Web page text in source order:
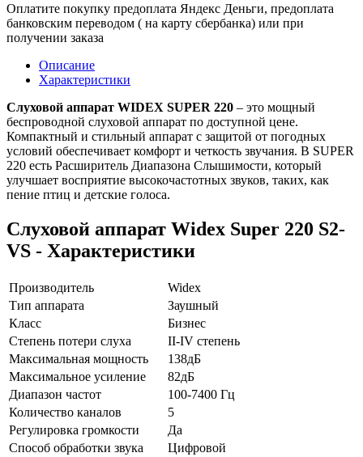
Оплатите покупку предоплата Яндекс Деньги, предоплата
банковским переводом ( на карту сбербанка) или при
получении заказа
Описание
Характеристики
Слуховой аппарат WIDEX SUPER 220 – это мощный
беспроводной слуховой аппарат по доступной цене.
Компактный и стильный аппарат с защитой от погодных
условий обеспечивает комфорт и четкость звучания. В SUPER
220 есть Расширитель Диапазона Слышимости, который
улучшает восприятие высокочастотных звуков, таких, как
пение птиц и детские голоса.
Слуховой аппарат Widex Super 220 S2-
VS - Характеристики
Производитель
Widex
Тип аппарата
Заушный
Класс
Бизнес
Степень потери слуха
II-IV степень
Максимальная мощность
138дБ
Максимальное усиление
82дБ
Диапазон частот
100-7400 Гц
Количество каналов
5
Регулировка громкости
Да
Способ обработки звука
Цифровой